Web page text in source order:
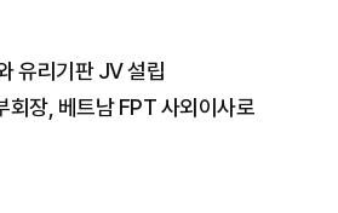
유리기판 JV 설립
회장, 베트남 FPT 사외이사로